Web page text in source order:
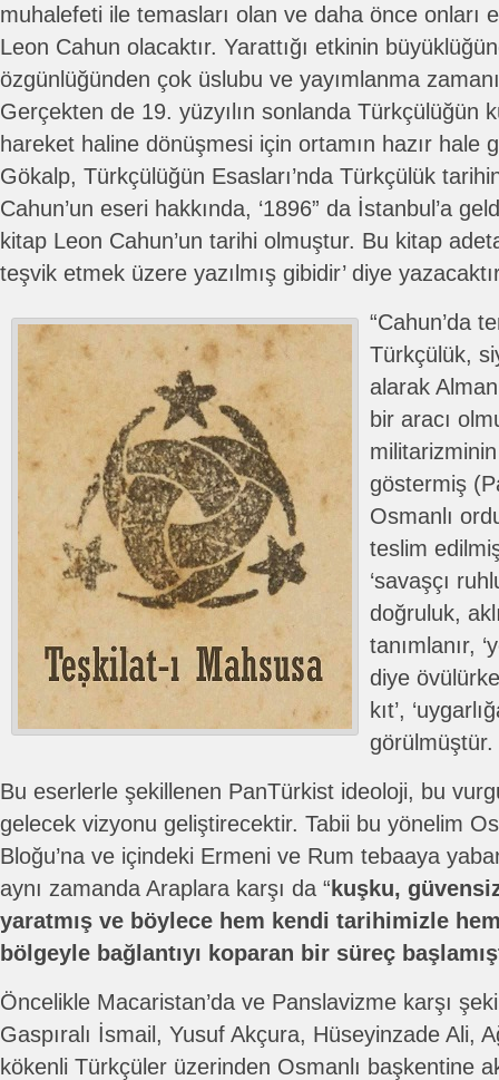
muhalefeti ile temasları olan ve daha önce onları
Leon Cahun olacaktır. Yarattığı etkinin
özgünlüğünden çok üslubu ve yayımlanma
Gerçekten de 19. yüzyılın sonlanda Türkçülüğün
hareket haline dönüşmesi için ortamın hazır hale
Gökalp, Türkçülüğün Esasları’nda Türkçülük
Cahun’un eseri hakkında, ‘1896” da İstanbul’a
kitap Leon Cahun’un tarihi olmuştur. Bu kitap
teşvik etmek üzere yazılmış gibidir’ diye
“Cahun’da
Türkçülük,
alarak
bir aracı
göstermiş
Osmanlı
teslim
‘savaşçı
doğruluk,
tanımlanır,
diye
kıt’,
görülmüştür.
Bu eserlerle şekillenen PanTürkist ideoloji, bu
gelecek vizyonu geliştirecektir. Tabii bu yönelim
Bloğu’na ve içindeki Ermeni ve Rum tebaaya
aynı zamanda Araplara karşı da “ kuşku,
yaratmış ve böylece hem kendi tarihimizle hem
bölgeyle bağlantıyı koparan bir süreç
Öncelikle Macaristan’da ve Panslavizme karşı
Gaspıralı İsmail, Yusuf Akçura, Hüseyinzade Ali,
kökenli Türkçüler üzerinden Osmanlı başkentine